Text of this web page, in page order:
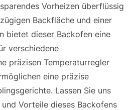
Vorheizen überflüssig
Backfläche und einer
bietet dieser Backofen eine
verschiedene
präzisen Temperaturregler
eine präzise
Lassen Sie uns
Vorteile dieses Backofens